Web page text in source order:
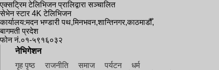
एक्सट्रिम टेलिभिजन प्रालिद्वारा सञ्चालित
सेभेन स्टार 4K टेलिभिजन
कार्यालय:मदन भण्डारी पथ,मिनभवन,शान्तिनगर,काठमाडौँ,
बागमती प्रदेश
फोन नं.०१-५९१६०३२
नेभिगेशन
गृह पृष्ठ राजनीति समाज पर्यटन धर्म